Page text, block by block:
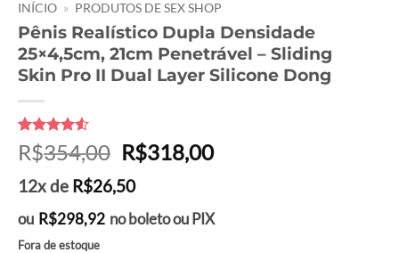
INÍCIO » PRODUTOS DE SEX SHOP
Pênis Realístico Dupla Densidade
25×4,5cm, 21cm Penetrável – Sliding
Skin Pro II Dual Layer Silicone Dong
Avaliado
como4.5
baseado
2
avaliações
de clientes
R$354,00 O
preço
original
era:
R$318,00O
é:
12x de R$26,50
ou R$298,92 no boleto ou PIX
Fora de estoque